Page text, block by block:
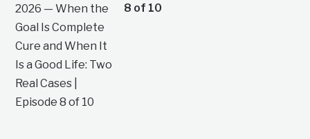
8 of 10